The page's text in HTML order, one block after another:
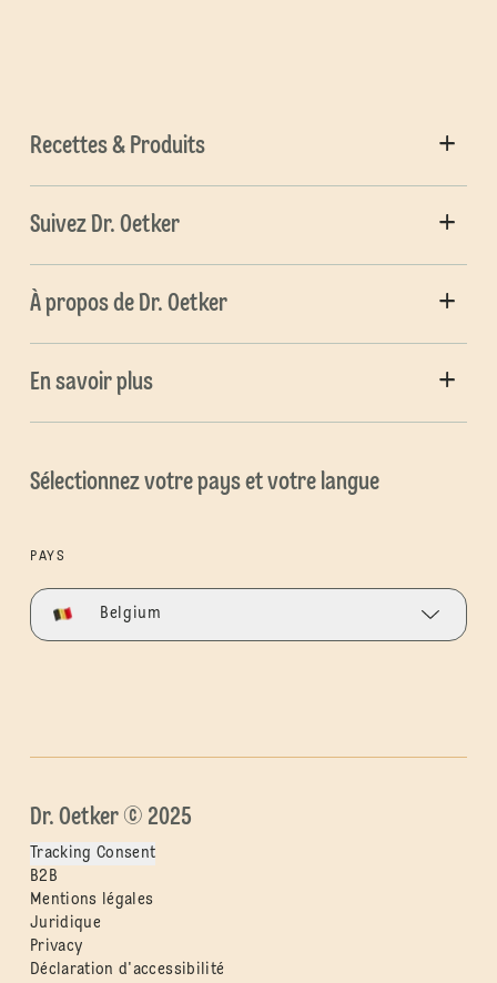
Recettes & Produits
Suivez Dr. Oetker
À propos de Dr. Oetker
En savoir plus
Sélectionnez votre pays et votre langue
PAYS
Belgium
Dr. Oetker © 2025
Tracking Consent
B2B
Mentions légales
Juridique
Privacy
Déclaration d'accessibilité